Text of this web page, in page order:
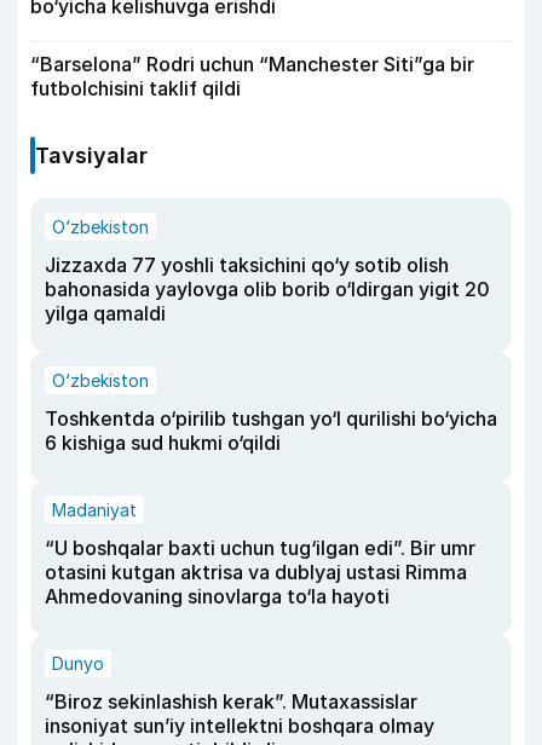
bo‘yicha kelishuvga erishdi
“Barselona” Rodri uchun “Manchester Siti”ga bir
futbolchisini taklif qildi
Tavsiyalar
O‘zbekiston
Jizzaxda 77 yoshli taksichini qo‘y sotib olish
bahonasida yaylovga olib borib o‘ldirgan yigit 20
yilga qamaldi
O‘zbekiston
Toshkentda o‘pirilib tushgan yo‘l qurilishi bo‘yicha
6 kishiga sud hukmi o‘qildi
Madaniyat
“U boshqalar baxti uchun tug‘ilgan edi”. Bir umr
otasini kutgan aktrisa va dublyaj ustasi Rimma
Ahmedovaning sinovlarga to‘la hayoti
Dunyo
“Biroz sekinlashish kerak”. Mutaxassislar
insoniyat sun’iy intellektni boshqara olmay